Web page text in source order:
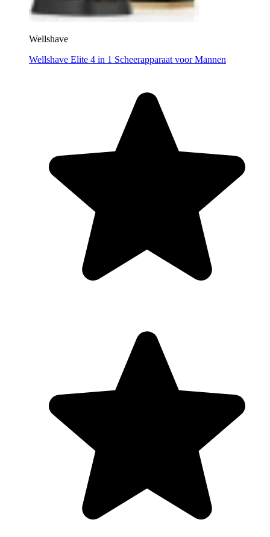
Wellshave
Wellshave Elite 4 in 1 Scheerapparaat voor Mannen